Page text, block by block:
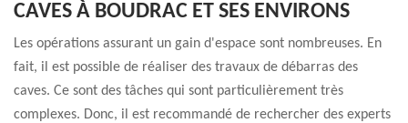
CAVES À BOUDRAC ET SES ENVIRONS
Les opérations assurant un gain d'espace sont nombreuses. En
fait, il est possible de réaliser des travaux de débarras des
caves. Ce sont des tâches qui sont particulièrement très
complexes. Donc, il est recommandé de rechercher des experts